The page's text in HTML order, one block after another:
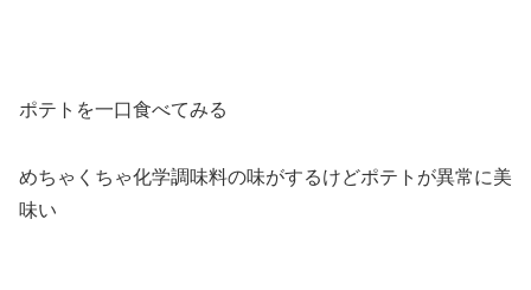
ポテトを一口食べてみる
めちゃくちゃ化学調味料の味がするけどポテトが異常に美
味い